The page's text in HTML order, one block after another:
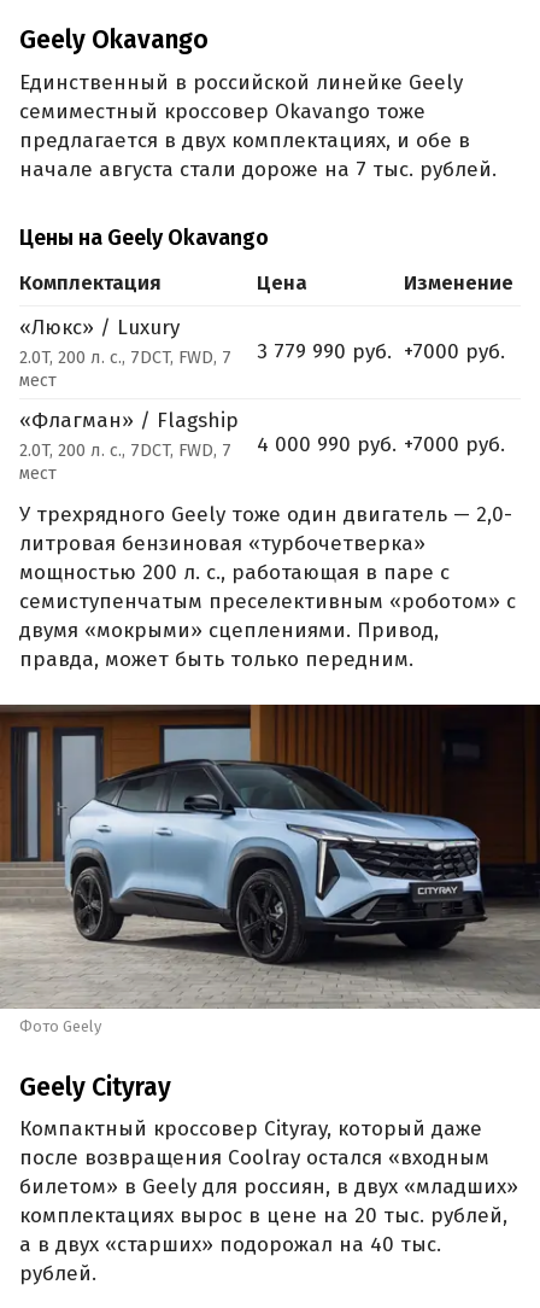
Geely Okavango
Единственный в российской линейке Geely
семиместный кроссовер Okavango тоже
предлагается в двух комплектациях, и обе в
начале августа стали дороже на 7 тыс. рублей.
Цены на Geely Okavango
Комплектация Цена
Изменение
«Люкс» / Luxury
2.0T, 200 л. с., 7DCT, FWD, 7
мест
3 779 990 руб. +7000 руб.
«Флагман» / Flagship
2.0T, 200 л. с., 7DCT, FWD, 7
мест
4 000 990 руб. +7000 руб.
У трехрядного Geely тоже один двигатель — 2,0-
литровая бензиновая «турбочетверка»
мощностью 200 л. с., работающая в паре с
семиступенчатым преселективным «роботом» с
двумя «мокрыми» сцеплениями. Привод,
правда, может быть только передним.
Фото Geely
Geely Cityray
Компактный кроссовер Cityray, который даже
после возвращения Coolray остался «входным
билетом» в Geely для россиян, в двух «младших»
комплектациях вырос в цене на 20 тыс. рублей,
а в двух «старших» подорожал на 40 тыс.
рублей.